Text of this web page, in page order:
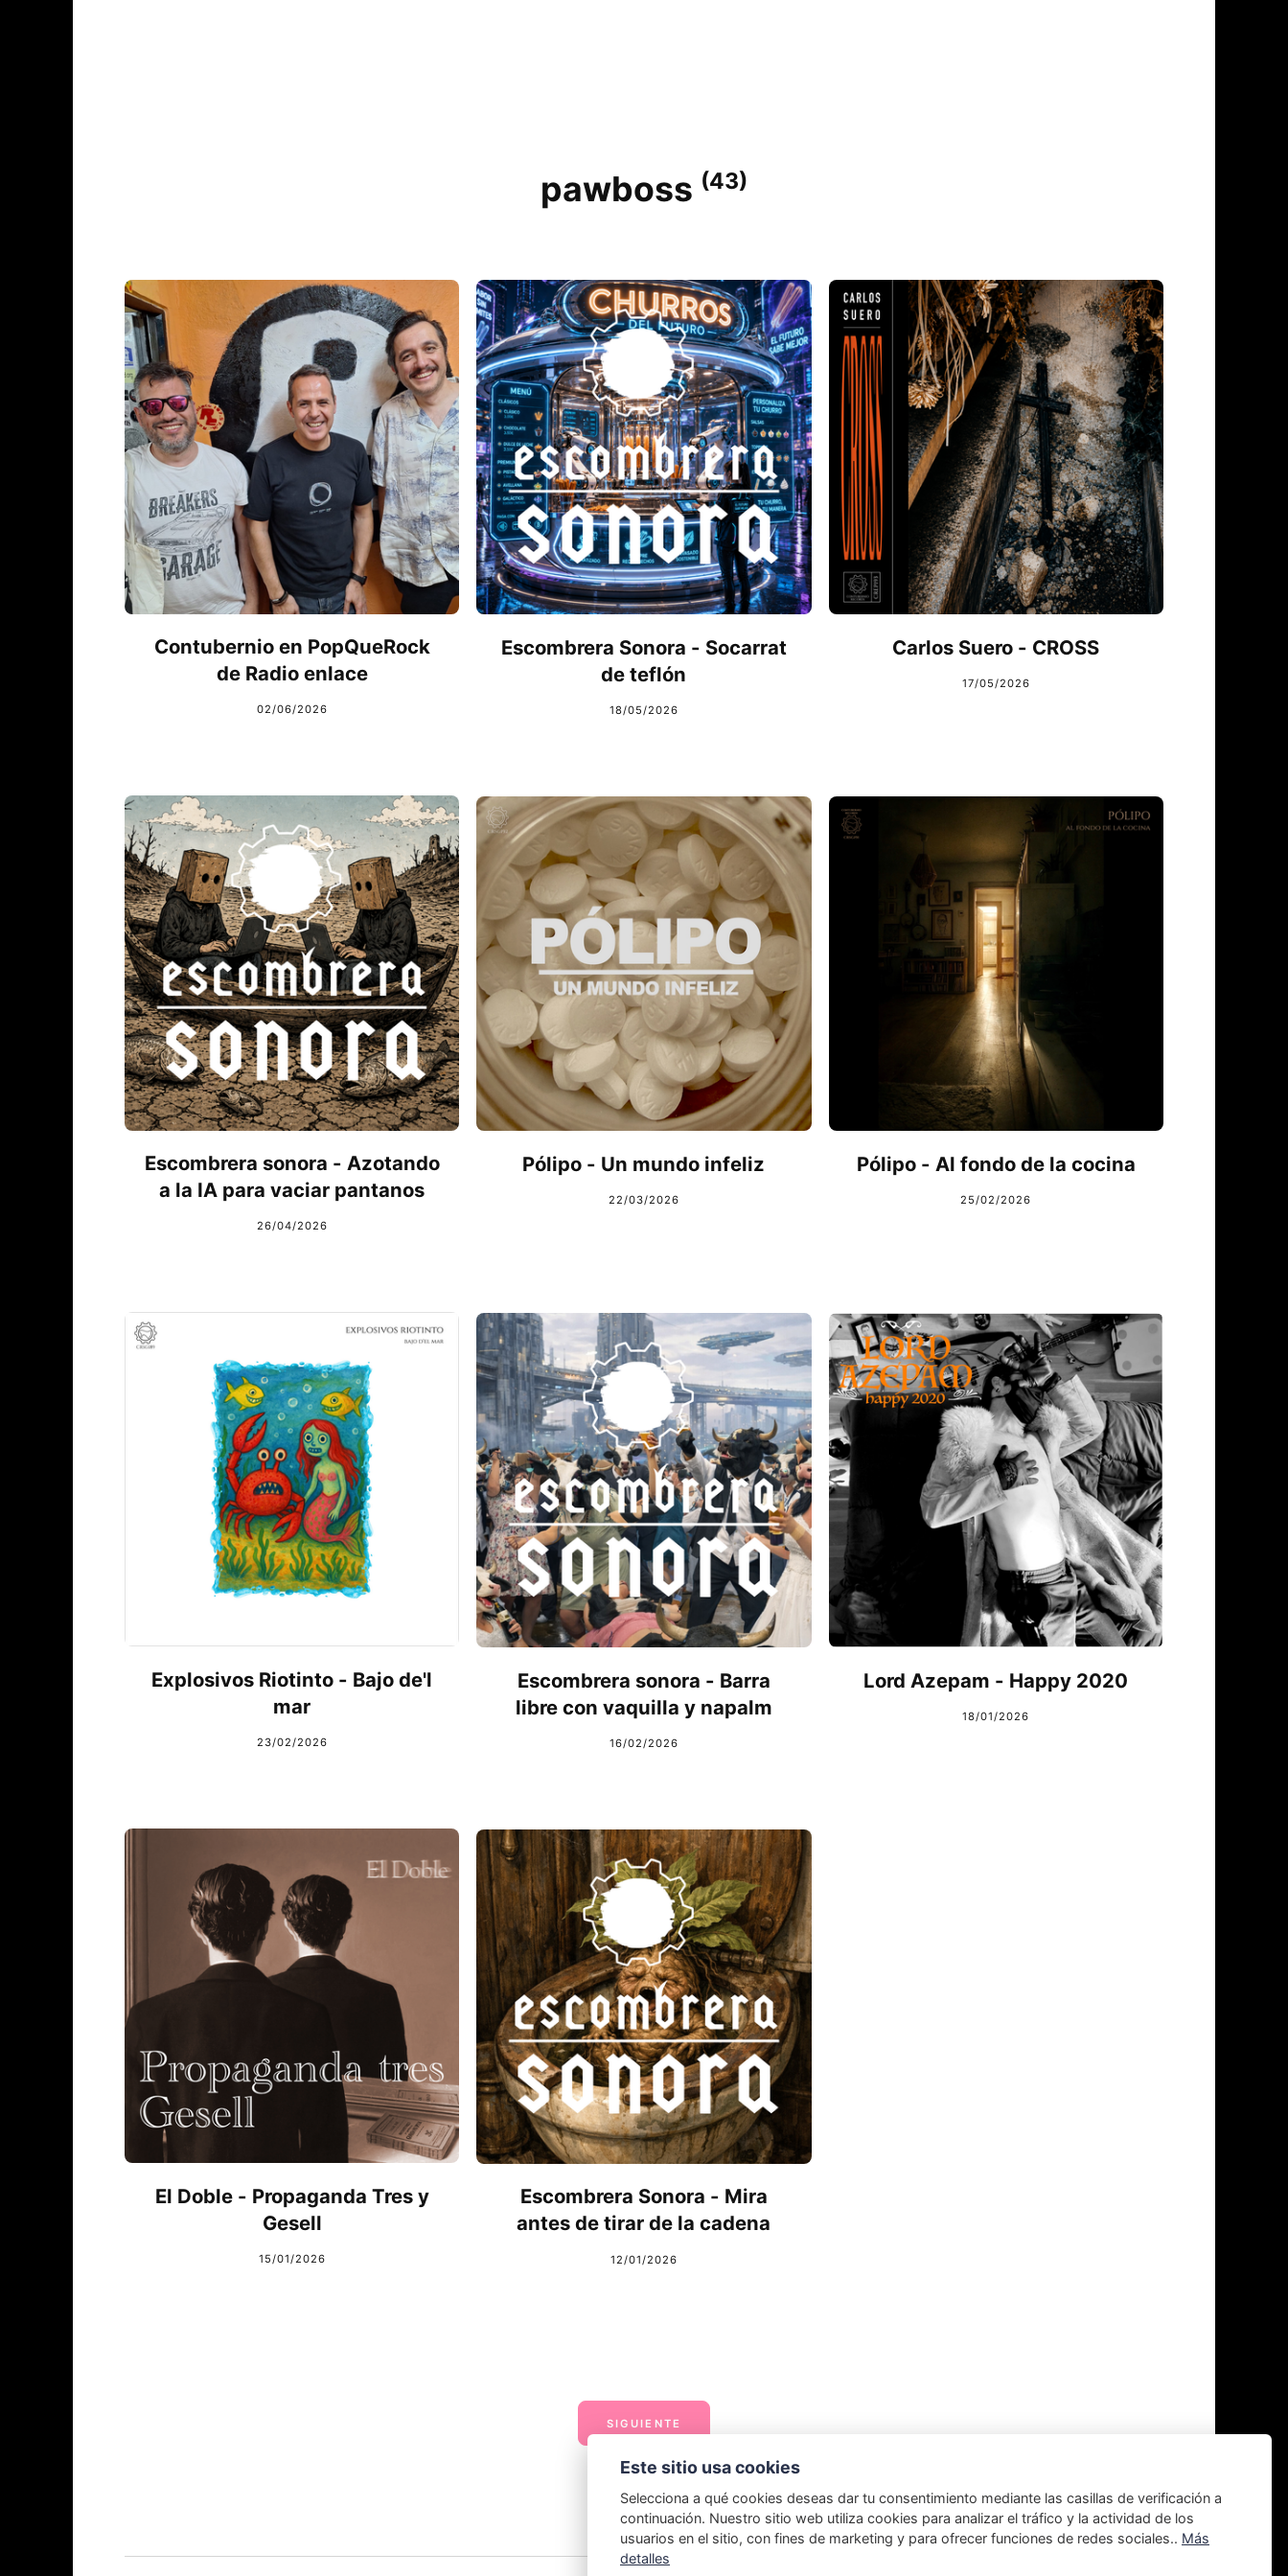
pawboss (43)
Contubernio en PopQueRock
de Radio enlace
02/06/2026
Escombrera Sonora - Socarrat
de teflón
18/05/2026
Carlos Suero - CROSS
17/05/2026
Escombrera sonora - Azotando
a la IA para vaciar pantanos
26/04/2026
Pólipo - Un mundo infeliz
22/03/2026
Pólipo - Al fondo de la cocina
25/02/2026
Explosivos Riotinto - Bajo de'l
mar
23/02/2026
Escombrera sonora - Barra
libre con vaquilla y napalm
16/02/2026
Lord Azepam - Happy 2020
18/01/2026
El Doble - Propaganda Tres y
Gesell
15/01/2026
Escombrera Sonora - Mira
antes de tirar de la cadena
12/01/2026
SIGUIENTE
Este sitio usa cookies
Selecciona a qué cookies deseas dar tu consentimiento mediante las casillas de verificación a
continuación. Nuestro sitio web utiliza cookies para analizar el tráfico y la actividad de los
usuarios en el sitio, con fines de marketing y para ofrecer funciones de redes sociales.. Más
detalles